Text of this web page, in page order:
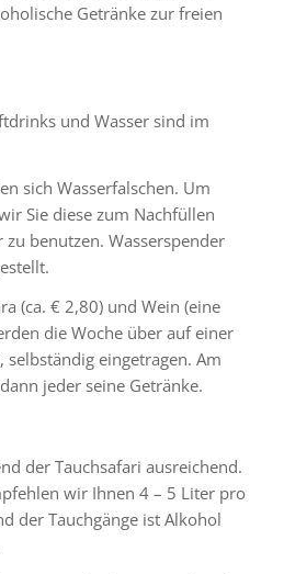
Getränke zur freien
und Wasser sind im
sich Wasserfalschen. Um
Sie diese zum Nachfüllen
zu benutzen. Wasserspender
(ca. € 2,80) und Wein (eine
die Woche über auf einer
selbständig eingetragen. Am
jeder seine Getränke.
der Tauchsafari ausreichend.
wir Ihnen 4 – 5 Liter pro
der Tauchgänge ist Alkohol